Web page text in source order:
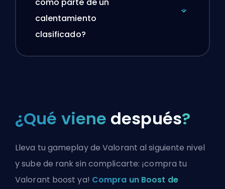
como parte de un
calentamiento
clasificado?
¿Qué viene después?
Lleva tu gameplay de Valorant al siguiente nivel
y sube de rank sin complicarte: ¡compra tu
Valorant boost ya! Compra un Boost de